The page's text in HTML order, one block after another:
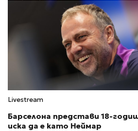
Livestream
Барселона представи 18-
иска да е като Неймар